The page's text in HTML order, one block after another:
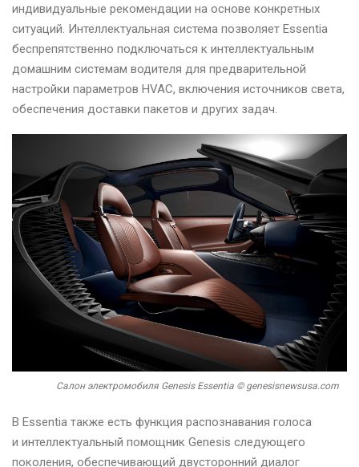
индивидуальные рекомендации на основе конкретных
ситуаций. Интеллектуальная система позволяет Essentia
беспрепятственно подключаться к интеллектуальным
домашним системам водителя для предварительной
настройки параметров HVAC, включения источников света,
обеспечения доставки пакетов и других задач.
Салон электромобиля Genesis Essentia © genesisnewsusa.com
В Essentia также есть функция распознавания голоса
и интеллектуальный помощник Genesis следующего
поколения, обеспечивающий двусторонний диалог